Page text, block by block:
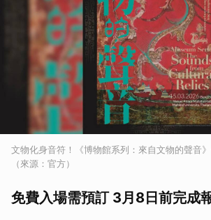
文物化身音符！《博物館系列：來自文物的聲音
（來源：官方）
免費入場需預訂 3月8日前完成